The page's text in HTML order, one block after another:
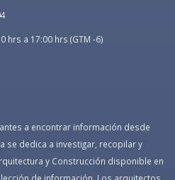
hrs a 17:00 hrs (GTM -6)
a encontrar información desde
se dedica a investigar, recopilar y
y Construcción disponible en